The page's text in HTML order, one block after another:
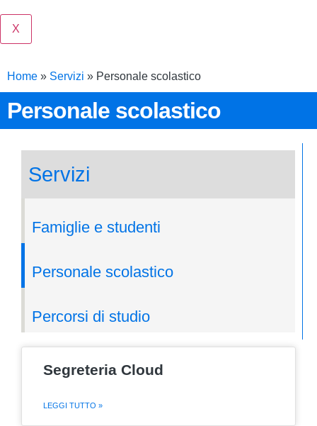
X
Home » Servizi » Personale scolastico
Personale scolastico
Servizi
Famiglie e studenti
Personale scolastico
Percorsi di studio
Segreteria Cloud
LEGGI TUTTO »